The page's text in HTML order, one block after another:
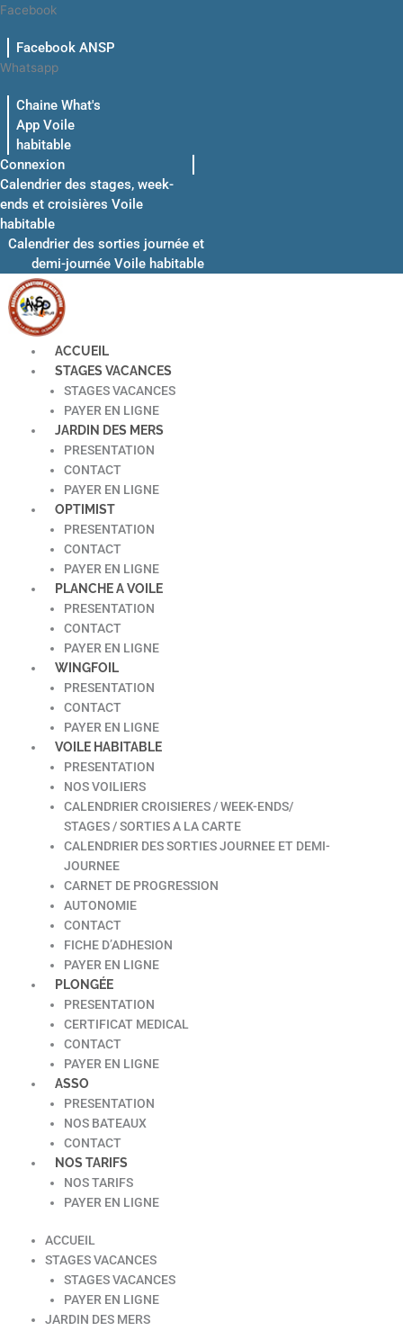
Aller
contenu
Facebook
Facebook ANSP
Whatsapp
Chaine What's
App Voile
habitable
Connexion
Calendrier des stages, week-
ends et croisières Voile
habitable
Calendrier des sorties journée et
demi-journée Voile habitable
ACCUEIL
STAGES VACANCES
STAGES VACANCES
PAYER EN LIGNE
JARDIN DES MERS
PRESENTATION
CONTACT
PAYER EN LIGNE
OPTIMIST
PRESENTATION
CONTACT
PAYER EN LIGNE
PLANCHE A VOILE
PRESENTATION
CONTACT
PAYER EN LIGNE
WINGFOIL
PRESENTATION
CONTACT
PAYER EN LIGNE
VOILE HABITABLE
PRESENTATION
NOS VOILIERS
CALENDRIER CROISIERES / WEEK-ENDS/
STAGES / SORTIES A LA CARTE
CALENDRIER DES SORTIES JOURNEE ET DEMI-
JOURNEE
CARNET DE PROGRESSION
AUTONOMIE
CONTACT
FICHE D’ADHESION
PAYER EN LIGNE
PLONGÉE
PRESENTATION
CERTIFICAT MEDICAL
CONTACT
PAYER EN LIGNE
ASSO
PRESENTATION
NOS BATEAUX
CONTACT
NOS TARIFS
NOS TARIFS
PAYER EN LIGNE
ACCUEIL
STAGES VACANCES
STAGES VACANCES
PAYER EN LIGNE
JARDIN DES MERS